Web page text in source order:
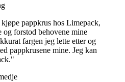
pappkrus hos Limepack,
og forstod behovene mine
fargen jeg lette etter og
pappkrusene mine. Jeg kan